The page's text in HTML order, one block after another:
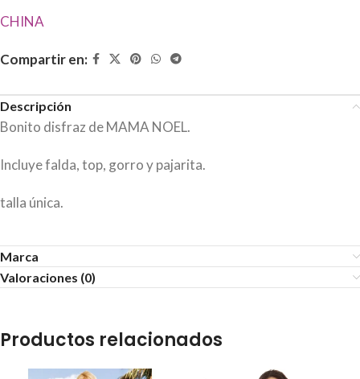
CHINA
Compartir en:
Descripción
Bonito disfraz de MAMA NOEL.
Incluye falda, top, gorro y pajarita.
talla única.
Marca
Valoraciones (0)
Productos relacionados